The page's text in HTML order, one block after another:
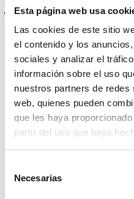
Esta página web usa
Las cookies de este sitio
el contenido y los
sociales y analizar el
información sobre el uso
nuestros partners de
web, quienes pueden
que les haya
partir del uso que haya
Necesarias
Suelo:Terrenos
para futuros
desarrollos
inmobiliarios. Esta
opción requiere de
una mayor
inversión inicial y
un conocimiento
profundo del